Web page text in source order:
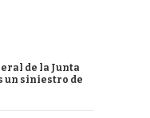
de la Junta
un siniestro de